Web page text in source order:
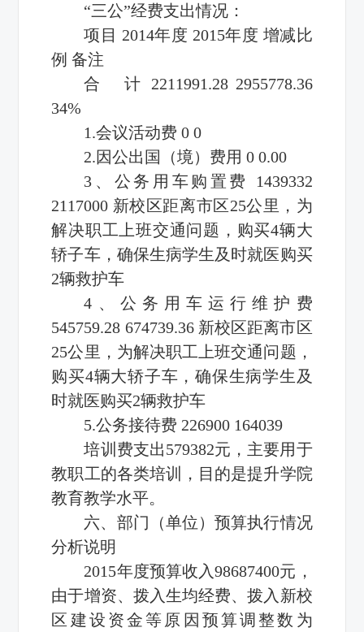
“三公”经费支出情况：
项目 2014年度 2015年度 增减比
例 备注
合 计 2211991.28 2955778.36
34%
1.会议活动费 0 0
2.因公出国（境）费用 0 0.00
3、公务用车购置费 1439332
2117000 新校区距离市区25公里，为
解决职工上班交通问题，购买4辆大
轿子车，确保生病学生及时就医购买
2辆救护车
4、公务用车运行维护费
545759.28 674739.36 新校区距离市区
25公里，为解决职工上班交通问题，
购买4辆大轿子车，确保生病学生及
时就医购买2辆救护车
5.公务接待费 226900 164039
培训费支出579382元，主要用于
教职工的各类培训，目的是提升学院
教育教学水平。
六、部门（单位）预算执行情况
分析说明
2015年度预算收入98687400元，
由于增资、拨入生均经费、拨入新校
区建设资金等原因预算调整数为